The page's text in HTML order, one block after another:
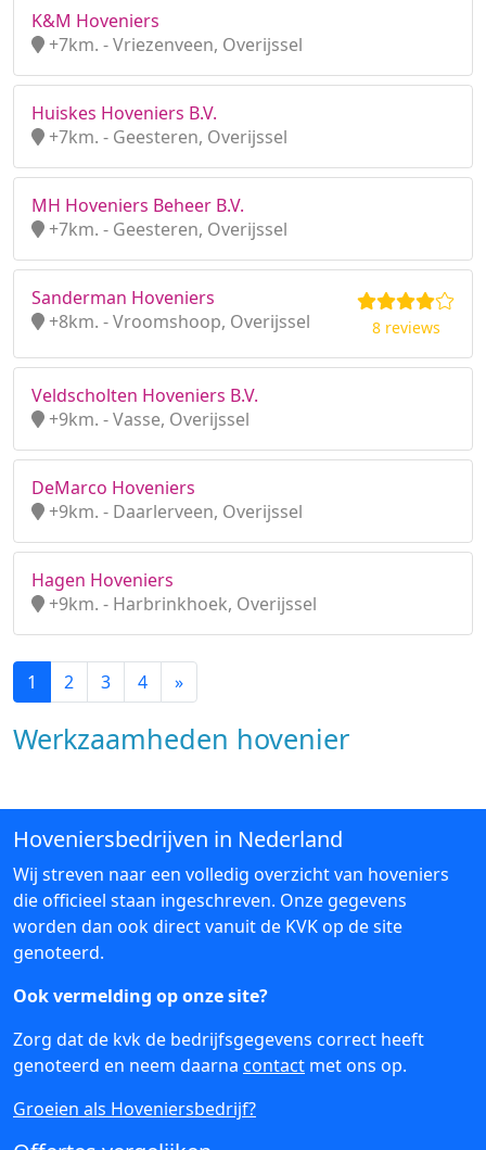
K&M Hoveniers
+7km. - Vriezenveen, Overijssel
Huiskes Hoveniers B.V.
+7km. - Geesteren, Overijssel
MH Hoveniers Beheer B.V.
+7km. - Geesteren, Overijssel
Sanderman Hoveniers
+8km. - Vroomshoop, Overijssel
8 reviews
Veldscholten Hoveniers B.V.
+9km. - Vasse, Overijssel
DeMarco Hoveniers
+9km. - Daarlerveen, Overijssel
Hagen Hoveniers
+9km. - Harbrinkhoek, Overijssel
1 2 3 4 »
Werkzaamheden hovenier
Hoveniersbedrijven in Nederland
Wij streven naar een volledig overzicht van hoveniers
die officieel staan ingeschreven. Onze gegevens
worden dan ook direct vanuit de KVK op de site
genoteerd.
Ook vermelding op onze site?
Zorg dat de kvk de bedrijfsgegevens correct heeft
genoteerd en neem daarna contact met ons op.
Groeien als Hoveniersbedrijf?